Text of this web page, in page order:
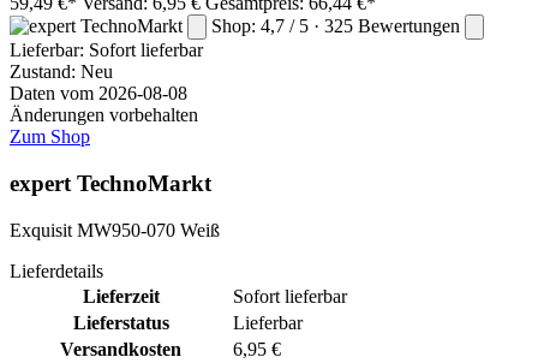
Shop: 4,7 / 5 · 325 Bewertungen
Lieferbar: Sofort lieferbar
Zustand: Neu
Daten vom 2026-08-08
Änderungen vorbehalten
Zum Shop
expert TechnoMarkt
Exquisit MW950-070 Weiß
Lieferdetails
Lieferzeit
Sofort lieferbar
Lieferstatus
Lieferbar
Versandkosten
6,95 €